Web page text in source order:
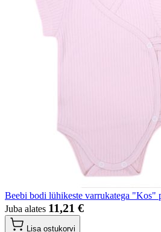
Beebi bodi lühikeste varrukatega "Kos"
Juba alates 11,21 €
Lisa ostukorvi